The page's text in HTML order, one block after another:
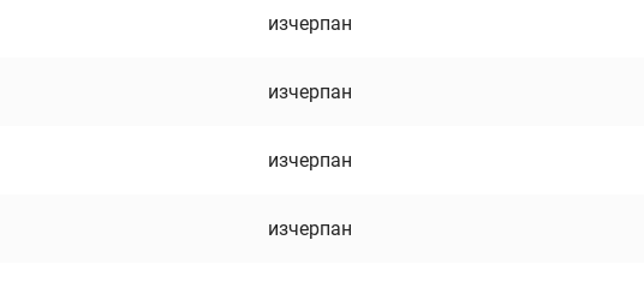
изчерпан
изчерпан
изчерпан
изчерпан